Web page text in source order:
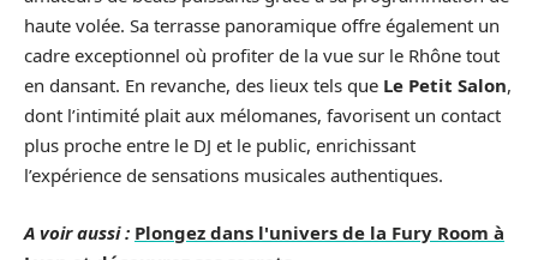
haute volée. Sa terrasse panoramique offre également un
cadre exceptionnel où profiter de la vue sur le Rhône tout
en dansant. En revanche, des lieux tels que Le Petit Salon,
dont l’intimité plait aux mélomanes, favorisent un contact
plus proche entre le DJ et le public, enrichissant
l’expérience de sensations musicales authentiques.
A voir aussi : Plongez dans l'univers de la Fury Room à